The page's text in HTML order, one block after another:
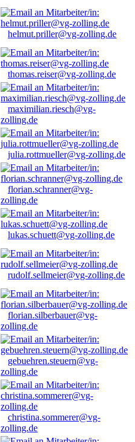
helmut.priller@vg-zolling.de
thomas.reiser@vg-zolling.de
maximilian.riesch@vg-
zolling.de
julia.rottmueller@vg-zolling.de
florian.schranner@vg-
zolling.de
lukas.schuett@vg-zolling.de
rudolf.sellmeier@vg-zolling.de
florian.silberbauer@vg-
zolling.de
gebuehren.steuern@vg-
zolling.de
christina.sommerer@vg-
zolling.de